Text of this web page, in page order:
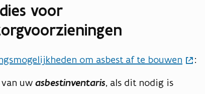
voor
om asbest af te bouwen
:
uw asbestinventaris, als dit nodig is